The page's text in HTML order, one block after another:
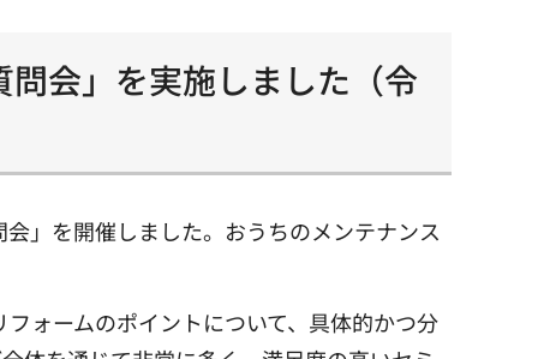
会」を実施しました（令
」を開催しました。おうちのメンテナンス
ォームのポイントについて、具体的かつ分